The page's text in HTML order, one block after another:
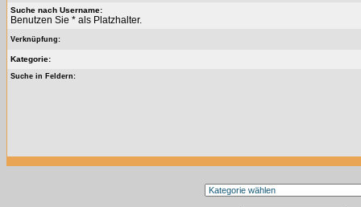
Suche nach Username:
Benutzen Sie * als Platzhalter.
Verknüpfung:
Kategorie:
Suche in Feldern: